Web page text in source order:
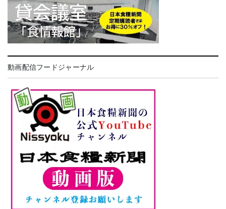
動画配信フードジャーナル